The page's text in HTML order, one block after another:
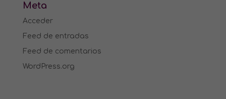
Meta
Acceder
Feed de entradas
Feed de comentarios
WordPress.org